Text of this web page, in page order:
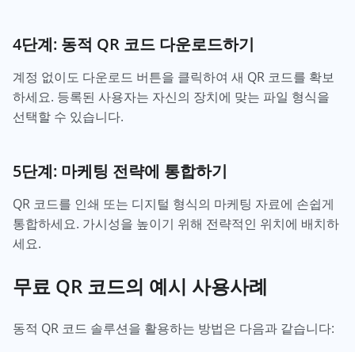
4단계: 동적 QR 코드 다운로드하기
계정 없이도 다운로드 버튼을 클릭하여 새 QR 코드를 확보
하세요. 등록된 사용자는 자신의 장치에 맞는 파일 형식을
선택할 수 있습니다.
5단계: 마케팅 전략에 통합하기
QR 코드를 인쇄 또는 디지털 형식의 마케팅 자료에 손쉽게
통합하세요. 가시성을 높이기 위해 전략적인 위치에 배치하
세요.
무료 QR 코드의 예시 사용사례
동적 QR 코드 솔루션을 활용하는 방법은 다음과 같습니다: